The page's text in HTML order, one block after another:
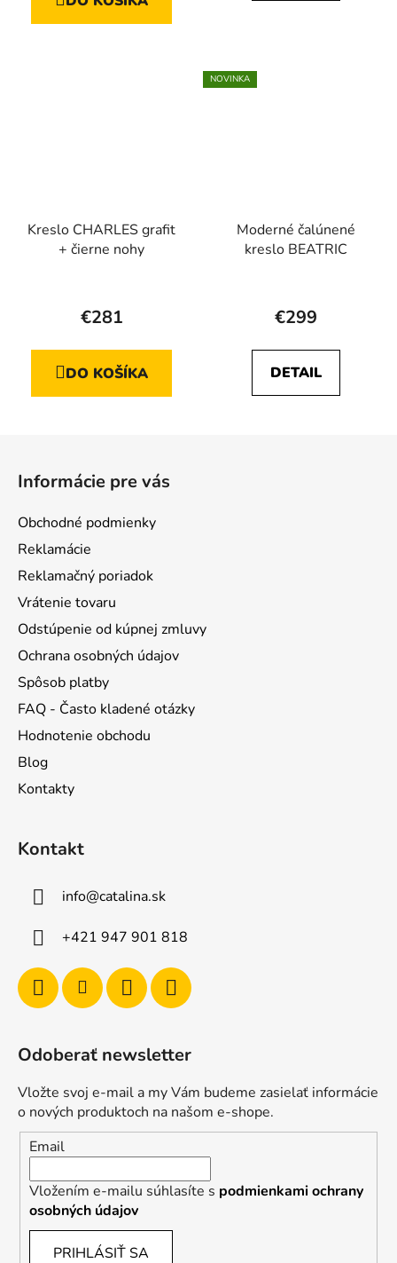
z
Kreslo CHARLES grafit
+ čierne nohy
€281
DO KOŠÍKA
NOVINKA
Moderné čalúnené
kreslo BEATRIC
€299
DETAIL
Informácie pre vás
Obchodné podmienky
Reklamácie
Reklamačný poriadok
Vrátenie tovaru
Odstúpenie od kúpnej zmluvy
Ochrana osobných údajov
Spôsob platby
FAQ - Často kladené otázky
Hodnotenie obchodu
Blog
Kontakty
Kontakt
info@catalina.sk
+421 947 901 818
Odoberať newsletter
Vložte svoj e-mail a my Vám budeme zasielať informácie
o nových produktoch na našom e-shope.
Email
Vložením e-mailu súhlasíte s podmienkami ochrany
osobných údajov
PRIHLÁSIŤ SA